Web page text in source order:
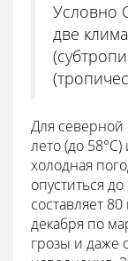
Условно
две
Для северной
лето (до
холодная
опуститься
составляет
декабря по
грозы и даже